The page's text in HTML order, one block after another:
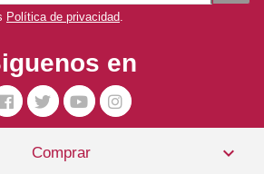
Adulto Pescado Y Salmón 1,8 Kg.
Applaws
Política de privacidad
en
Comprar 